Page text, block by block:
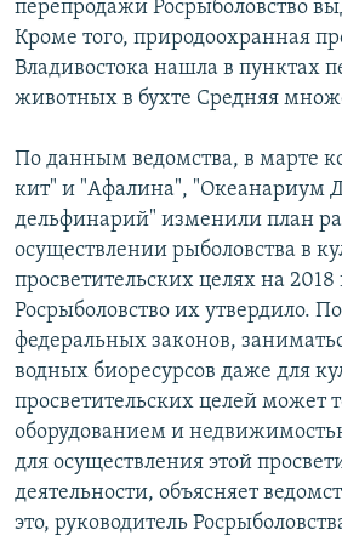
перепродажи Росрыболовство
Кроме того, природоохранная
Владивостока нашла в пунктах
животных в бухте Средняя
По данным ведомства, в марте
кит" и "Афалина", "Океанариум
дельфинарий" изменили план
осуществлении рыболовства в
просветительских целях на 2018
Росрыболовство их утвердило.
федеральных законов,
водных биоресурсов даже для
просветительских целей может
оборудованием и
для осуществления этой
деятельности, объясняет
это, руководитель